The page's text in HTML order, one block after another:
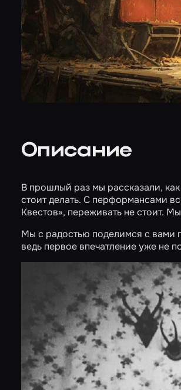
Описание
В прошлый раз мы рассказали,
стоит делать. С перформансами
Квестов», переживать не стоит.
Мы с радостью поделимся с вами
ведь первое впечатление уже не